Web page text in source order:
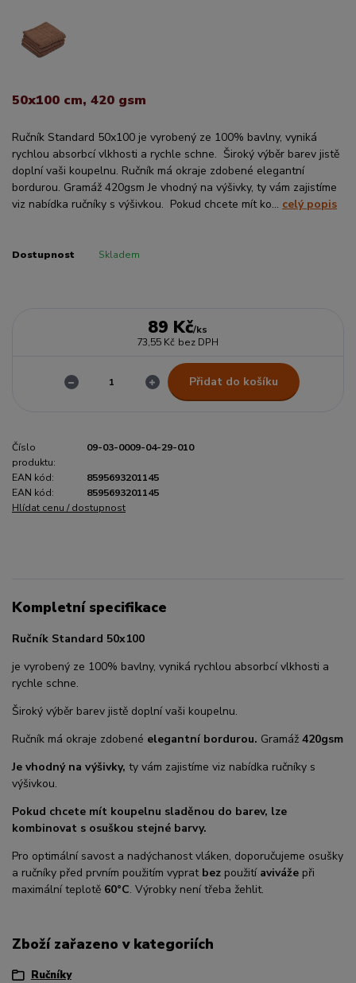
50x100 cm, 420 gsm
Ručník Standard 50x100 je vyrobený ze 100% bavlny, vyniká
rychlou absorbcí vlkhosti a rychle schne. Široký výběr barev jistě
doplní vaši koupelnu. Ručník má okraje zdobené elegantní
bordurou. Gramáž 420gsm Je vhodný na výšivky, ty vám zajistíme
viz nabídka ručníky s výšivkou. Pokud chcete mít ko... celý popis
Dostupnost Skladem
89 Kč/ks
73,55 Kč bez DPH
Přidat do košíku
Číslo
produktu:
09-03-0009-04-29-010
EAN kód:
8595693201145
EAN kód:
8595693201145
Hlídat cenu / dostupnost
Kompletní specifikace
Ručník Standard 50x100
je vyrobený ze 100% bavlny, vyniká rychlou absorbcí vlkhosti a
rychle schne.
Široký výběr barev jistě doplní vaši koupelnu.
Ručník má okraje zdobené elegantní bordurou. Gramáž 420gsm
Je vhodný na výšivky, ty vám zajistíme viz nabídka ručníky s
výšivkou.
Pokud chcete mít koupelnu sladěnou do barev, lze
kombinovat s osuškou stejné barvy.
Pro optimální savost a nadýchanost vláken, doporučujeme osušky
a ručníky před prvním použitím vyprat bez použití aviváže při
maximální teplotě 60°C. Výrobky není třeba žehlit.
Zboží zařazeno v kategoriích
Ručníky